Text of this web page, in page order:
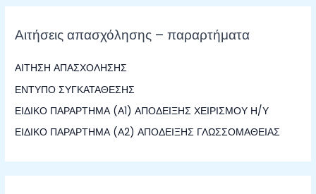
η
ι
α
Αιτήσεις απασχόλησης – παραρτήματα
ΑΙΤΗΣΗ ΑΠΑΣΧΟΛΗΣΗΣ
ΕΝΤΥΠΟ ΣΥΓΚΑΤΑΘΕΣΗΣ
ΕΙΔΙΚΟ ΠΑΡΑΡΤΗΜΑ (Α1) ΑΠΟΔΕΙΞΗΣ ΧΕΙΡΙΣΜΟΥ Η/Υ
ΕΙΔΙΚΟ ΠΑΡΑΡΤΗΜΑ (Α2) ΑΠΟΔΕΙΞΗΣ ΓΛΩΣΣΟΜΑΘΕΙΑΣ